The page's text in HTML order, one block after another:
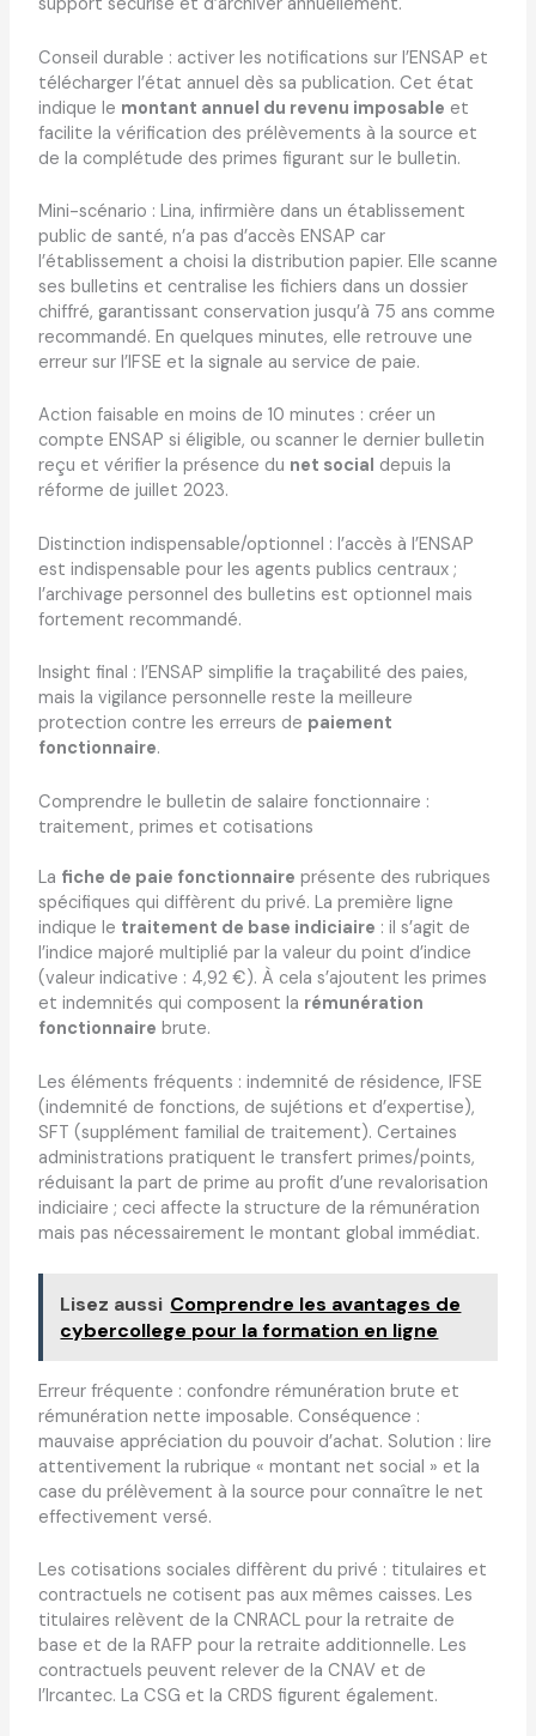
support sécurisé et d’archiver annuellement.
Conseil durable : activer les notifications sur l’ENSAP et
télécharger l’état annuel dès sa publication. Cet état
indique le montant annuel du revenu imposable et
facilite la vérification des prélèvements à la source et
de la complétude des primes figurant sur le bulletin.
Mini-scénario : Lina, infirmière dans un établissement
public de santé, n’a pas d’accès ENSAP car
l’établissement a choisi la distribution papier. Elle scanne
ses bulletins et centralise les fichiers dans un dossier
chiffré, garantissant conservation jusqu’à 75 ans comme
recommandé. En quelques minutes, elle retrouve une
erreur sur l’IFSE et la signale au service de paie.
Action faisable en moins de 10 minutes : créer un
compte ENSAP si éligible, ou scanner le dernier bulletin
reçu et vérifier la présence du net social depuis la
réforme de juillet 2023.
Distinction indispensable/optionnel : l’accès à l’ENSAP
est indispensable pour les agents publics centraux ;
l’archivage personnel des bulletins est optionnel mais
fortement recommandé.
Insight final : l’ENSAP simplifie la traçabilité des paies,
mais la vigilance personnelle reste la meilleure
protection contre les erreurs de paiement
fonctionnaire.
Comprendre le bulletin de salaire fonctionnaire :
traitement, primes et cotisations
La fiche de paie fonctionnaire présente des rubriques
spécifiques qui diffèrent du privé. La première ligne
indique le traitement de base indiciaire : il s’agit de
l’indice majoré multiplié par la valeur du point d’indice
(valeur indicative : 4,92 €). À cela s’ajoutent les primes
et indemnités qui composent la rémunération
fonctionnaire brute.
Les éléments fréquents : indemnité de résidence, IFSE
(indemnité de fonctions, de sujétions et d’expertise),
SFT (supplément familial de traitement). Certaines
administrations pratiquent le transfert primes/points,
réduisant la part de prime au profit d’une revalorisation
indiciaire ; ceci affecte la structure de la rémunération
mais pas nécessairement le montant global immédiat.
Lisez aussi Comprendre les avantages de
cybercollege pour la formation en ligne
Erreur fréquente : confondre rémunération brute et
rémunération nette imposable. Conséquence :
mauvaise appréciation du pouvoir d’achat. Solution : lire
attentivement la rubrique « montant net social » et la
case du prélèvement à la source pour connaître le net
effectivement versé.
Les cotisations sociales diffèrent du privé : titulaires et
contractuels ne cotisent pas aux mêmes caisses. Les
titulaires relèvent de la CNRACL pour la retraite de
base et de la RAFP pour la retraite additionnelle. Les
contractuels peuvent relever de la CNAV et de
l’Ircantec. La CSG et la CRDS figurent également.